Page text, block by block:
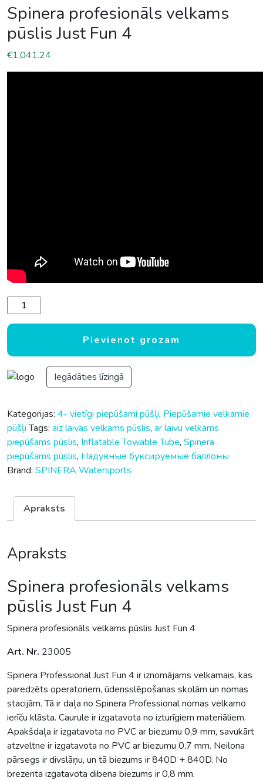
Spinera profesionāls velkams
pūslis Just Fun 4
€1,041.24
Spinera profesionāls velkams pūslis Just Fun 4 daudzums
Pievienot grozam
Iegādāties līzingā
Kategorijas: 4- vietīgi piepūšami pūšļi, Piepūšamie velkamie
pūšļi Tags: aiz laivas velkams pūslis, ar laivu velkams
piepūšams pūslis, Inflatable Towable Tube, Spinera
piepūšams pūslis, Надувные буксируемые баллоны
Brand: SPINERA Watersports
Apraksts
Apraksts
Spinera profesionāls velkams
pūslis Just Fun 4
Spinera profesionāls velkams pūslis Just Fun 4
Art. Nr. 23005
Spinera Professional Just Fun 4 ir iznomājams velkamais, kas
paredzēts operatoriem, ūdensslēpošanas skolām un nomas
stacijām. Tā ir daļa no Spinera Professional nomas velkamo
ierīču klāsta. Caurule ir izgatavota no izturīgiem materiāliem.
Apakšdaļa ir izgatavota no PVC ar biezumu 0,9 mm, savukārt
atzveltne ir izgatavota no PVC ar biezumu 0,7 mm. Neilona
pārsegs ir divslāņu, un tā biezums ir 840D + 840D. No
brezenta izgatavota dibena biezums ir 0,8 mm.